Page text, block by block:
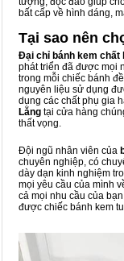
bất cấp về hình dáng,
Tại sao nên
Đại chỉ bánh kem chất
phát triển đã được mọi
trong mỗi chiếc bánh
nguyên liệu sử dụng
dụng các chất phụ gia
Lăng tại cửa hàng
thất vọng.
Đội ngũ nhân viên của
chuyên nghiệp, có
dày dạn kinh nghiệm
mọi yêu cầu của mình
cả mọi nhu cầu của
được chiếc bánh kem